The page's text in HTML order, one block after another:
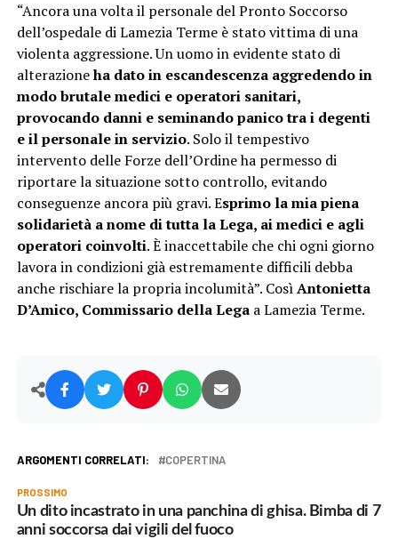
“Ancora una volta il personale del Pronto Soccorso
dell’ospedale di Lamezia Terme è stato vittima di una
violenta aggressione. Un uomo in evidente stato di
alterazioneha dato in escandescenza aggredendo in
modo brutale medici e operatori sanitari,
provocando danni e seminando panico tra i degenti
e il personale in servizio. Solo il tempestivo
intervento delle Forze dell’Ordine ha permesso di
riportare la situazione sotto controllo, evitando
conseguenze ancora più gravi. Esprimo la mia piena
solidarietà a nome di tutta la Lega, ai medici e agli
operatori coinvolti. È inaccettabile che chi ogni giorno
lavora in condizioni già estremamente difficili debba
anche rischiare la propria incolumità”. CosìAntonietta
D’Amico, Commissario della Legaa Lamezia Terme.
ARGOMENTI CORRELATI: COPERTINA
PROSSIMO
Un dito incastrato in una panchina di ghisa. Bimba di 7
anni soccorsa dai vigili del fuoco